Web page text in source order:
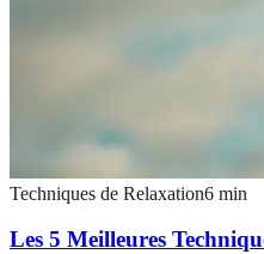
Techniques de Relaxation6 min
Les 5 Meilleures